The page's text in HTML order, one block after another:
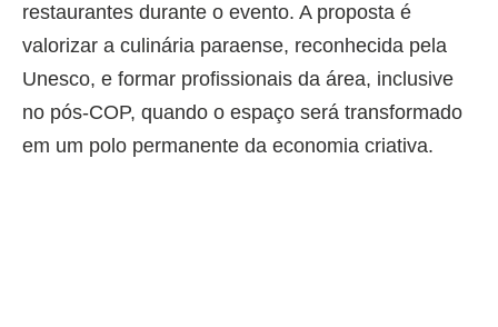
restaurantes durante o evento. A proposta é
valorizar a culinária paraense, reconhecida pela
Unesco, e formar profissionais da área, inclusive
no pós-COP, quando o espaço será transformado
em um polo permanente da economia criativa.